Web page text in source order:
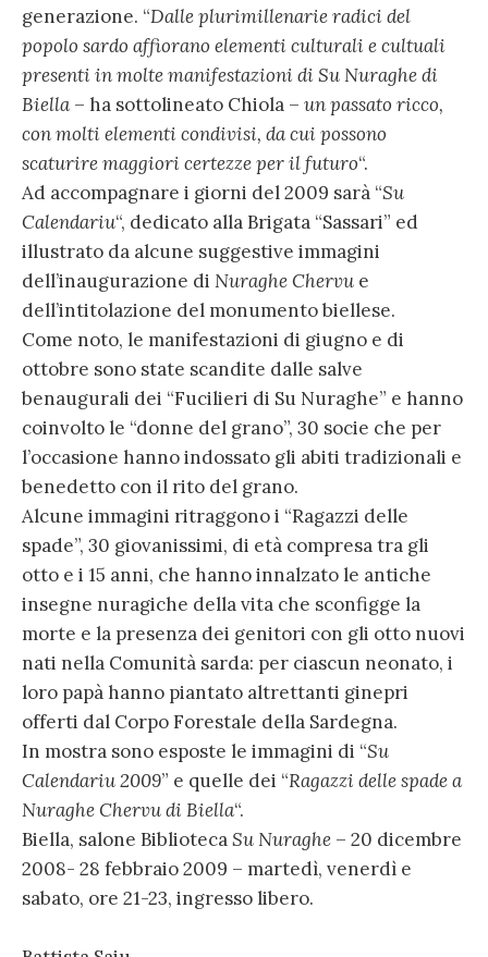
generazione. “Dalle plurimillenarie radici del
popolo sardo affiorano elementi culturali e cultuali
presenti in molte manifestazioni di Su Nuraghe di
Biella – ha sottolineato Chiola – un passato ricco,
con molti elementi condivisi, da cui possono
scaturire maggiori certezze per il futuro“.
Ad accompagnare i giorni del 2009 sarà “Su
Calendariu“, dedicato alla Brigata “Sassari” ed
illustrato da alcune suggestive immagini
dell’inaugurazione di Nuraghe Chervu e
dell’intitolazione del monumento biellese.
Come noto, le manifestazioni di giugno e di
ottobre sono state scandite dalle salve
benaugurali dei “Fucilieri di Su Nuraghe” e hanno
coinvolto le “donne del grano”, 30 socie che per
l’occasione hanno indossato gli abiti tradizionali e
benedetto con il rito del grano.
Alcune immagini ritraggono i “Ragazzi delle
spade”, 30 giovanissimi, di età compresa tra gli
otto e i 15 anni, che hanno innalzato le antiche
insegne nuragiche della vita che sconfigge la
morte e la presenza dei genitori con gli otto nuovi
nati nella Comunità sarda: per ciascun neonato, i
loro papà hanno piantato altrettanti ginepri
offerti dal Corpo Forestale della Sardegna.
In mostra sono esposte le immagini di “Su
Calendariu 2009” e quelle dei “Ragazzi delle spade a
Nuraghe Chervu di Biella“.
Biella, salone BibliotecaSu Nuraghe – 20 dicembre
2008- 28 febbraio 2009 – martedì, venerdì e
sabato, ore 21-23, ingresso libero.